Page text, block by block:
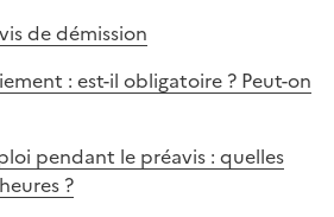
de démission
: est-il obligatoire ? Peut-on
pendant le préavis : quelles
?